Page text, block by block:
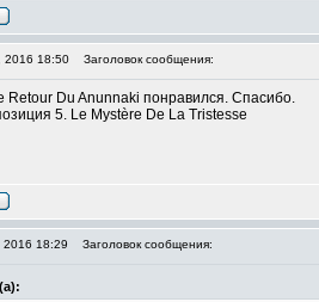
2016 18:50 Заголовок сообщения:
Rеtour Du Anunnaki понравился. Спасибо.
5. Le Mystère De La Tristesse
2016 18:29 Заголовок сообщения: